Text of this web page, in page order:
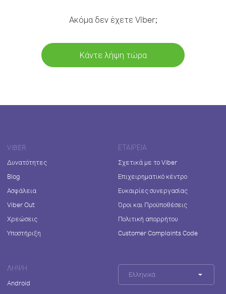
Ακόμα δεν έχετε Viber;
Κάντε λήψη τώρα
VIBER
Δυνατότητες
Blog
Ασφάλεια
Viber Out
Χρεώσεις
Υποστήριξη
ΕΤΑΙΡΕΊΑ
Σχετικά με το Viber
Επιχειρηματικό κέντρο
Ευκαιρίες συνεργασίας
Όροι και Προϋποθέσεις
Πολιτική απορρήτου
Customer Complaints Code
ΛΉΨΗ
Android
Ελληνικά